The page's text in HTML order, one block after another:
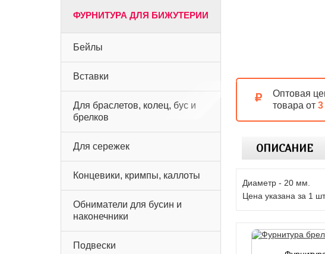
ФУРНИТУРА ДЛЯ БИЖУТЕРИИ
Бейлы
Вставки
Для браслетов, колец, бус и
брелков
Для сережек
Концевики, кримпы, каллоты
Обниматели для бусин и
наконечники
Подвески
Оптовая
товара от 3
ОПИСАНИЕ
Диаметр - 20 мм.
Цена указана за 1